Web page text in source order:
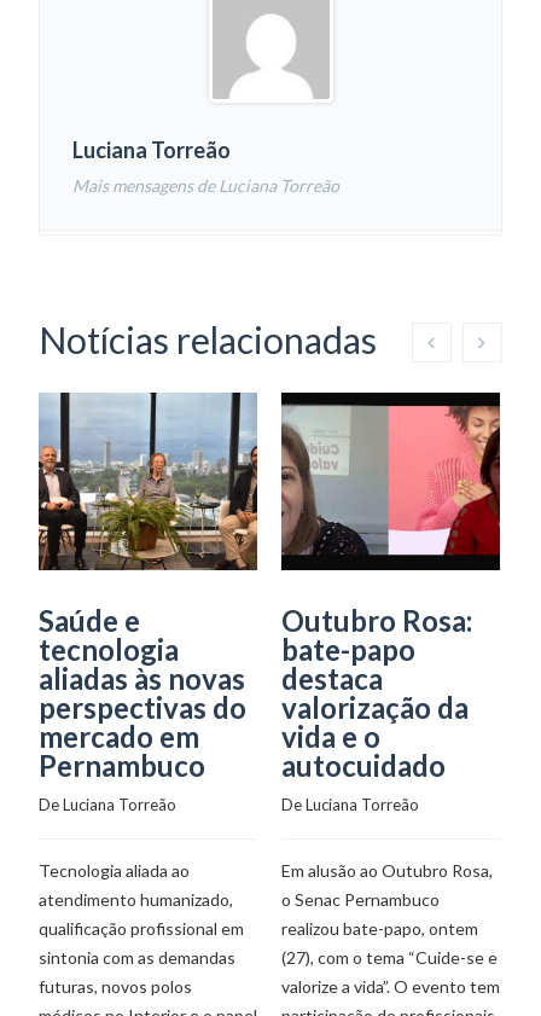
Luciana Torreão
Mais mensagens de Luciana Torreão
Notícias relacionadas
Saúde e
tecnologia
aliadas às novas
perspectivas do
mercado em
Pernambuco
De Luciana Torreão
Tecnologia aliada ao
atendimento humanizado,
qualificação profissional em
sintonia com as demandas
futuras, novos polos
Outubro Rosa:
bate-papo
destaca
valorização da
vida e o
autocuidado
De Luciana Torreão
Em alusão ao Outubro Rosa,
o Senac Pernambuco
realizou bate-papo, ontem
(27), com o tema “Cuide-se e
valorize a vida”. O evento tem